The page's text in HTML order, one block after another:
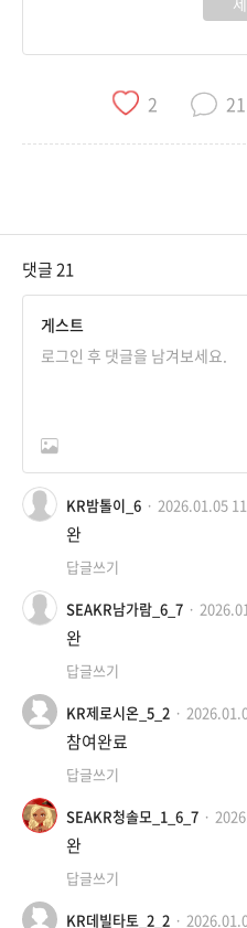
2 21
댓글21
게스트
KR밤톨이_6 2026.01.05
완
답글쓰기
SEAKR남가람_6_7
완
답글쓰기
KR제로시온_5_2
참여완료
답글쓰기
SEAKR청솔모_1_6_7
완
답글쓰기
KR데빌타토_2_2